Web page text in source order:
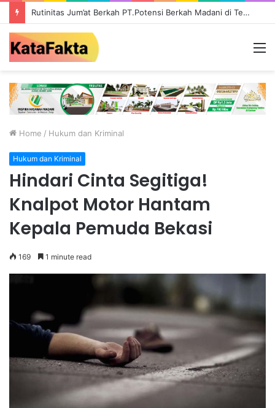
Rutinitas Jum’at Berkah PT.Potensi Berkah Madani di Tebo, Salurkan Bantuan ke Masyarakat
Home / Hukum dan Kriminal
Hukum dan Kriminal
Hindari Cinta Segitiga!
Knalpot Motor Hantam
Kepala Pemuda Bekasi
169 1 minute read